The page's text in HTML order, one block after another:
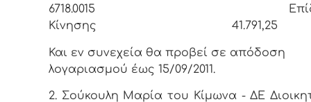
6718.0015
Κίνησης 41.791,25
Και εν συνεχεία θα προβεί σε απόδοση
λογαριασμού έως 15/09/2011.
2. Σούκουλη Μαρία του Κίμωνα - ΔΕ